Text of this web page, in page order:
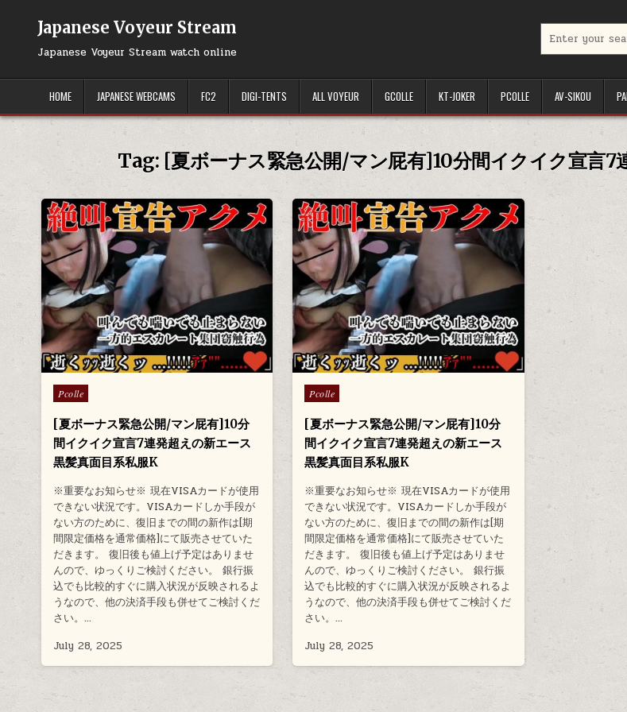
content
Japanese Voyeur Stream
Japanese Voyeur Stream watch online
for:
HOME JAPANESE WEBCAMS FC2 DIGI-TENTS ALL VOYEUR GCOLLE KT-JOKER PCOLLE AV-SIKOU
Tag: [夏ボーナス緊急公開/マン屁有]10分間イクイク宣言7
Posted
in
Pcolle
[夏ボーナス緊急公開/マン屁有]10分
間イクイク宣言7連発超えの新エース
黒髪真面目系私服K
※重要なお知らせ※ 現在VISAカードが使用
できない状況です。VISAカードしか手段が
ない方のために、復旧までの間の新作は[期
間限定価格を通常価格]にて販売させていた
だきます。 復旧後も値上げ予定はありませ
んので、ゆっくりご検討ください。 銀行振
込でも比較的すぐに購入状況が反映されるよ
うなので、他の決済手段も併せてご検討くだ
さい。…
July 28, 2025
Posted
in
Pcolle
[夏ボーナス緊急公開/マン屁有]10分
間イクイク宣言7連発超えの新エース
黒髪真面目系私服K
※重要なお知らせ※ 現在VISAカードが使用
できない状況です。VISAカードしか手段が
ない方のために、復旧までの間の新作は[期
間限定価格を通常価格]にて販売させていた
だきます。 復旧後も値上げ予定はありませ
んので、ゆっくりご検討ください。 銀行振
込でも比較的すぐに購入状況が反映されるよ
うなので、他の決済手段も併せてご検討くだ
さい。…
July 28, 2025